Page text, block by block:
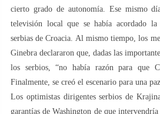
cierto grado de autonomía. Ese mismo
televisión local que se había acordado la
serbias de Croacia. Al mismo tiempo, los
Ginebra declararon que, dadas las
los serbios, “no había razón para que
Finalmente, se creó el escenario para una
Los optimistas dirigentes serbios de
garantías de Washington de que